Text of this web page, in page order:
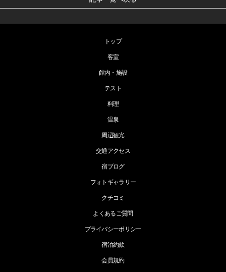
トップ
客室
館内・施設
テスト
料理
温泉
周辺観光
交通アクセス
宿ブログ
フォトギャラリー
クチコミ
よくあるご質問
プライバシーポリシー
宿泊約款
会員規約